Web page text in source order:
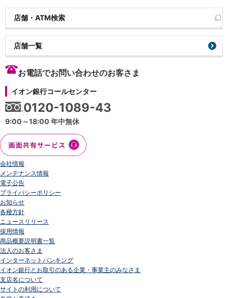
店舗・ATM検索
店舗一覧
お電話でお問い合わせのお客さま
イオン銀行コールセンター
0120-1089-43
9:00～18:00 年中無休
会社情報
メンテナンス情報
電子公告
プライバシーポリシー
お知らせ
各種方針
ニュースリリース
採用情報
商品概要説明書一覧
法人のお客さま
インターネットバンキング
イオン銀行とお取引のある企業・事業主のみなさま
支店名について
サイトの利用について